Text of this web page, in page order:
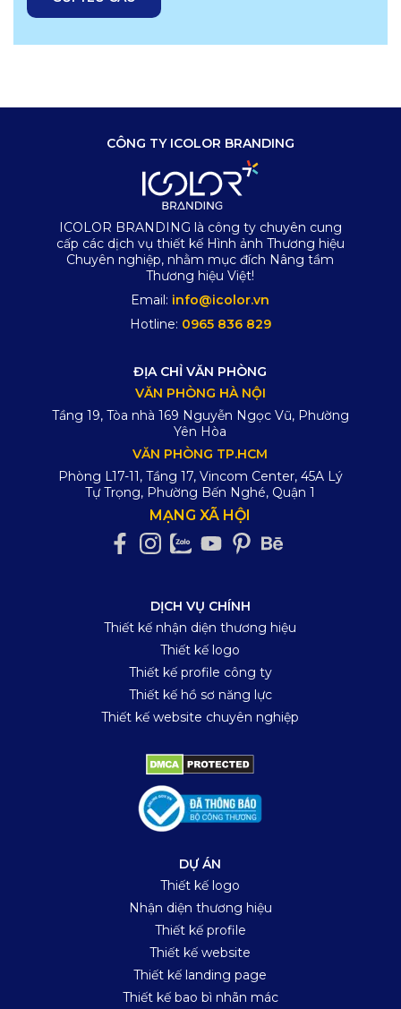
CÔNG TY ICOLOR BRANDING
ICOLOR BRANDING là công ty chuyên cung
cấp các dịch vụ thiết kế Hình ảnh Thương hiệu
Chuyên nghiệp, nhằm mục đích Nâng tầm
Thương hiệu Việt!
Email: info@icolor.vn
Hotline: 0965 836 829
ĐỊA CHỈ VĂN PHÒNG
VĂN PHÒNG HÀ NỘI
Tầng 19, Tòa nhà 169 Nguyễn Ngọc Vũ, Phường
Yên Hòa
VĂN PHÒNG TP.HCM
Phòng L17-11, Tầng 17, Vincom Center, 45A Lý
Tự Trọng, Phường Bến Nghé, Quận 1
MẠNG XÃ HỘI
DỊCH VỤ CHÍNH
Thiết kế nhận diện thương hiệu
Thiết kế logo
Thiết kế profile công ty
Thiết kế hồ sơ năng lực
Thiết kế website chuyên nghiệp
DỰ ÁN
Thiết kế logo
Nhận diện thương hiệu
Thiết kế profile
Thiết kế website
Thiết kế landing page
Thiết kế bao bì nhãn mác